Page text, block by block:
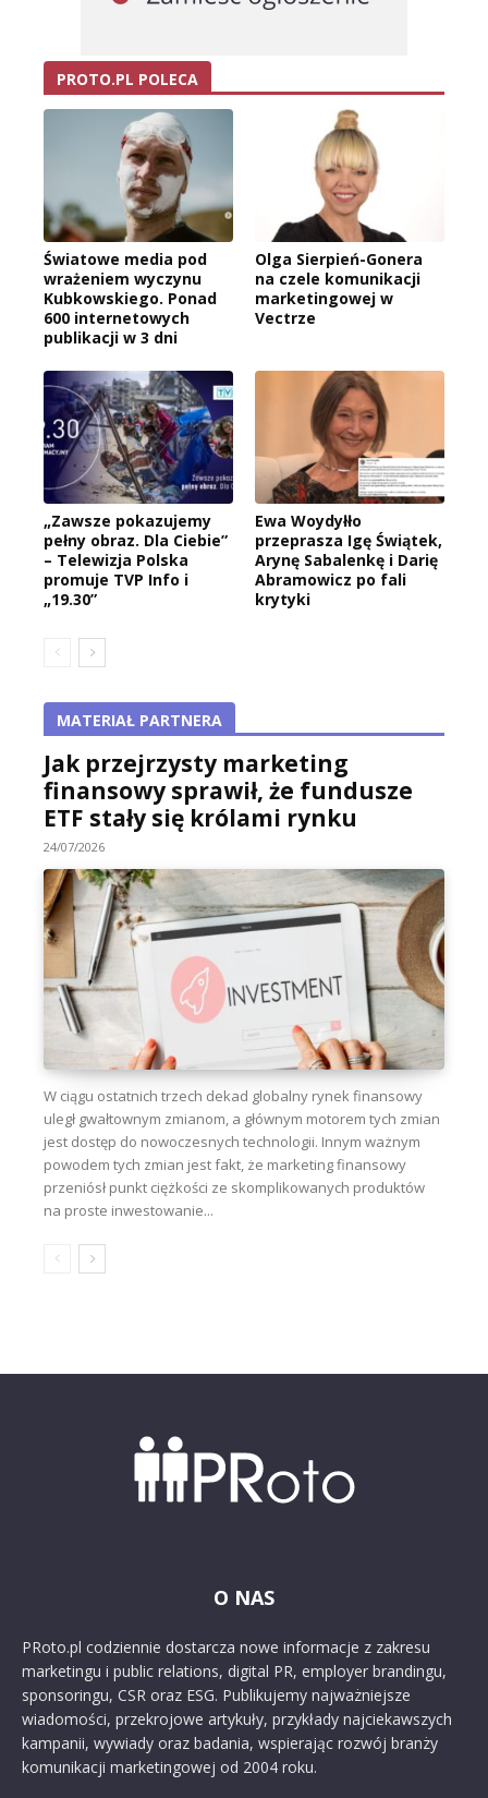
PROTO.PL POLECA
Światowe media pod
wrażeniem wyczynu
Kubkowskiego. Ponad
600 internetowych
publikacji w 3 dni
Olga Sierpień-Gonera
na czele komunikacji
marketingowej w
Vectrze
„Zawsze pokazujemy
pełny obraz. Dla Ciebie”
– Telewizja Polska
promuje TVP Info i
„19.30”
Ewa Woydyłło
przeprasza Igę Świątek,
Arynę Sabalenkę i Darię
Abramowicz po fali
krytyki
MATERIAŁ PARTNERA
Jak przejrzysty marketing
finansowy sprawił, że fundusze
ETF stały się królami rynku
24/07/2026
W ciągu ostatnich trzech dekad globalny rynek finansowy
uległ gwałtownym zmianom, a głównym motorem tych zmian
jest dostęp do nowoczesnych technologii. Innym ważnym
powodem tych zmian jest fakt, że marketing finansowy
przeniósł punkt ciężkości ze skomplikowanych produktów
na proste inwestowanie...
O NAS
PRoto.pl codziennie dostarcza nowe informacje z zakresu
marketingu i public relations, digital PR, employer brandingu,
sponsoringu, CSR oraz ESG. Publikujemy najważniejsze
wiadomości, przekrojowe artykuły, przykłady najciekawszych
kampanii, wywiady oraz badania, wspierając rozwój branży
komunikacji marketingowej od 2004 roku.